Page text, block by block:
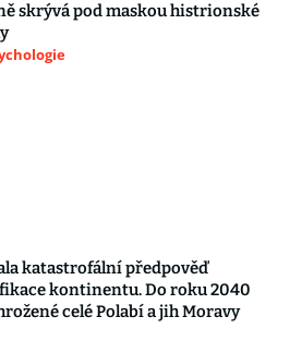
skrývá pod maskou histrionské
katastrofální předpověď
kontinentu. Do roku 2040
celé Polabí a jih Moravy